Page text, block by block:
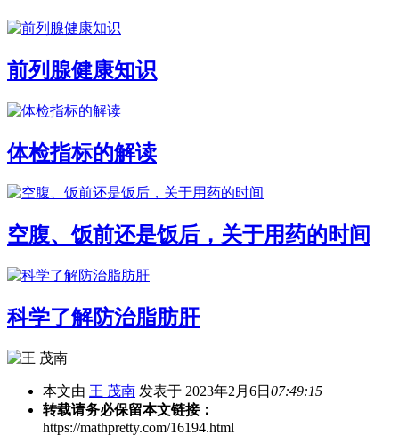
前列腺健康知识
体检指标的解读
空腹、饭前还是饭后，关于用药的时间
科学了解防治脂肪肝
本文由 王 茂南 发表于 2023年2月6日 07:49:15
转载请务必保留本文链接：
https://mathpretty.com/16194.html